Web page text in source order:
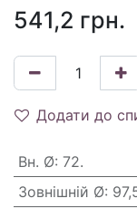
541,2 грн.
Додати до
Вн. Ø: 72.
Зовнішній Ø: